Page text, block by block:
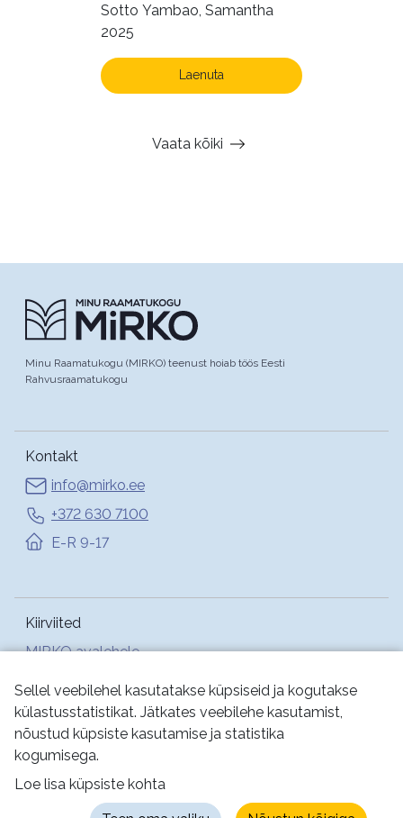
Sellel veebilehel kasutatakse küpsiseid ja kogutakse
külastusstatistikat. Jätkates veebilehe kasutamist,
nõustud küpsiste kasutamise ja statistika
kogumisega.
Loe lisa küpsiste kohta
Sotto Yambao, Samantha
2025
Laenuta
Vaata kõiki
Minu Raamatukogu (MIRKO) teenust hoiab töös Eesti
Rahvusraamatukogu
Kontakt
info@mirko.ee
+372 630 7100
E-R 9-17
Kiirviited
MIRKO avalehele
Abi
Jälgi meid:
Kasutustingimused Küpsised